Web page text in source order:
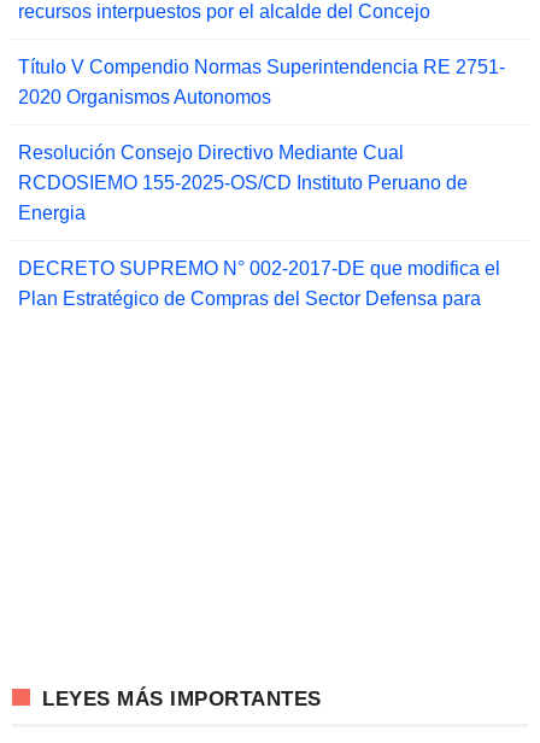
recursos interpuestos por el alcalde del Concejo
Título V Compendio Normas Superintendencia RE 2751-
2020 Organismos Autonomos
Resolución Consejo Directivo Mediante Cual
RCDOSIEMO 155-2025-OS/CD Instituto Peruano de
Energia
DECRETO SUPREMO N° 002-2017-DE que modifica el
Plan Estratégico de Compras del Sector Defensa para
LEYES MÁS IMPORTANTES